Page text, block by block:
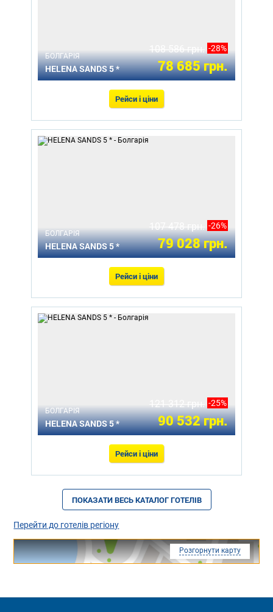
БОЛГАРІЯ
HELENA SANDS 5 *
108 586 грн. -28%
78 685 грн.
Рейси і ціни
БОЛГАРІЯ
HELENA SANDS 5 *
107 478 грн. -26%
79 028 грн.
Рейси і ціни
БОЛГАРІЯ
HELENA SANDS 5 *
121 312 грн. -25%
90 532 грн.
Рейси і ціни
ПОКАЗАТИ ВЕСЬ КАТАЛОГ ГОТЕЛІВ
Перейти до готелів регіону
Розгорнути карту